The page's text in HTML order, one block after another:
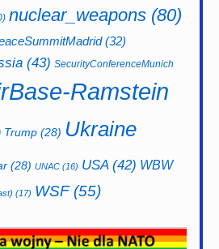
nuclear_weapons (80)
(32)
(43) SecurityConferenceMunich
Ramstein
Trump (28) Ukraine
(28) UNAC (16) USA(42) WBW
(17) WSF(55)